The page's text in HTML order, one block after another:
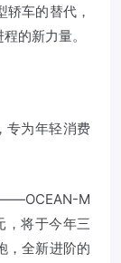
车的替代，
的新力量。
专为年轻消费
——OCEAN-M
，将于今年三
，全新进阶的